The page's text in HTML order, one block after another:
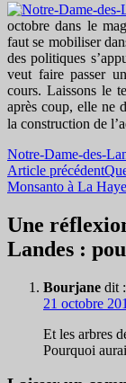
octobre dans le
faut se mobiliser
des politiques
veut faire passer
cours. Laissons le
après coup, elle ne
la construction de
Notre-Dame-des-
Navigation
des
articles
Article précédent
Monsanto à La Haye
Une
Landes :
Bourjane dit :
21 octobre
Et les arbres
Pourquoi